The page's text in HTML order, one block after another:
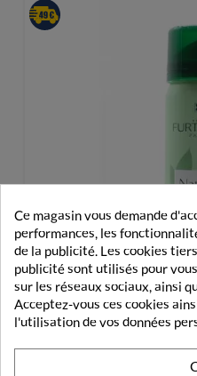
Ce magasin vous demande
performances, les
de la publicité. Les cookies
publicité sont utilisés pour
sur les réseaux sociaux, ainsi
Acceptez-vous ces cookies
l'utilisation de vos données